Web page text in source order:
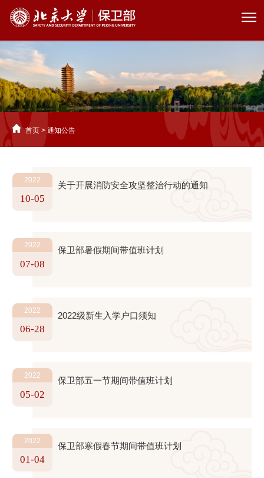
首页 >通知公告
2022
10-05
关于开展消防安全攻坚整治行动的通知
2022
07-08
保卫部暑假期间带值班计划
2022
06-28
2022级新生入学户口须知
2022
05-02
保卫部五一节期间带值班计划
2022
01-04
保卫部寒假春节期间带值班计划